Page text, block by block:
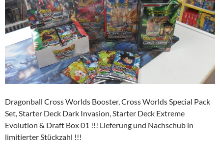
Dragonball Cross Worlds Booster, Cross Worlds Special Pack
Set, Starter Deck Dark Invasion, Starter Deck Extreme
Evolution & Draft Box 01 !!! Lieferung und Nachschub in
limitierter Stückzahl !!!